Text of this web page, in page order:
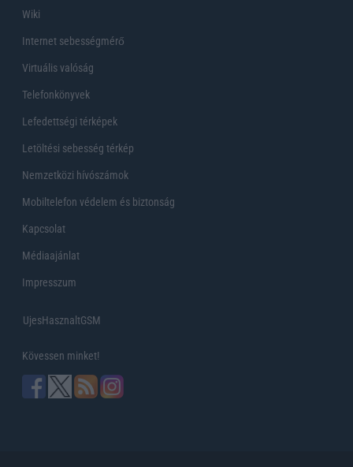
Wiki
Internet sebességmérő
Virtuális valóság
Telefonkönyvek
Lefedettségi térképek
Letöltési sebesség térkép
Nemzetközi hívószámok
Mobiltelefon védelem és biztonság
Kapcsolat
Médiaajánlat
Impresszum
UjesHasznaltGSM
Kövessen minket!